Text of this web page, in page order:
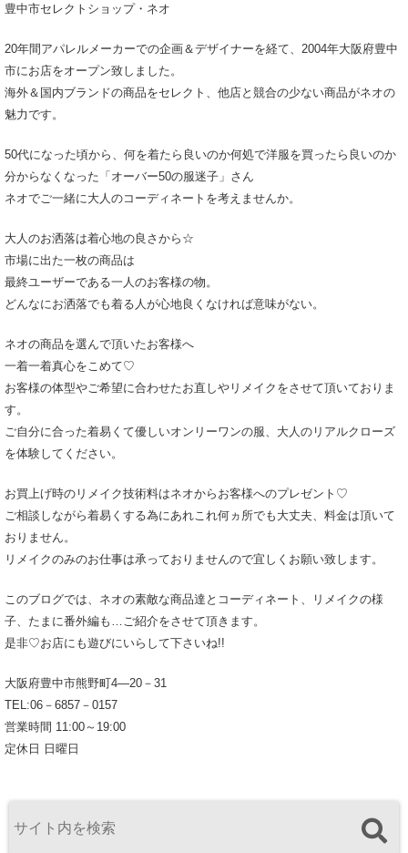
豊中市セレクトショップ・ネオ
20年間アパレルメーカーでの企画＆デザイナーを経て、2004年大阪府豊中
市にお店をオープン致しました。
海外＆国内ブランドの商品をセレクト、他店と競合の少ない商品がネオの
魅力です。
50代になった頃から、何を着たら良いのか何処で洋服を買ったら良いのか
分からなくなった「オーバー50の服迷子」さん
ネオでご一緒に大人のコーディネートを考えませんか。
大人のお洒落は着心地の良さから☆
市場に出た一枚の商品は
最終ユーザーである一人のお客様の物。
どんなにお洒落でも着る人が心地良くなければ意味がない。
ネオの商品を選んで頂いたお客様へ
一着一着真心をこめて♡
お客様の体型やご希望に合わせたお直しやリメイクをさせて頂いておりま
す。
ご自分に合った着易くて優しいオンリーワンの服、大人のリアルクローズ
を体験してください。
お買上げ時のリメイク技術料はネオからお客様へのプレゼント♡
ご相談しながら着易くする為にあれこれ何ヵ所でも大丈夫、料金は頂いて
おりません。
リメイクのみのお仕事は承っておりませんので宜しくお願い致します。
このブログでは、ネオの素敵な商品達とコーディネート、リメイクの様
子、たまに番外編も…ご紹介をさせて頂きます。
是非♡お店にも遊びにいらして下さいね!!
大阪府豊中市熊野町4―20－31
TEL:06－6857－0157
営業時間 11:00～19:00
定休日 日曜日